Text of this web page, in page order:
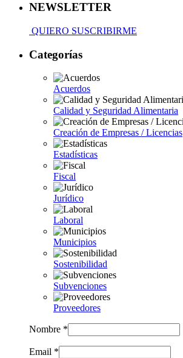
NEWSLETTER
QUIERO SUSCRIBIRME
Categorías
Acuerdos
Calidad y Seguridad Alimentaria
Creación de Empresas / Licencias
Estadísticas
Fiscal
Jurídico
Laboral
Municipios
Sostenibilidad
Subvenciones
Proveedores
Nombre *
Email *